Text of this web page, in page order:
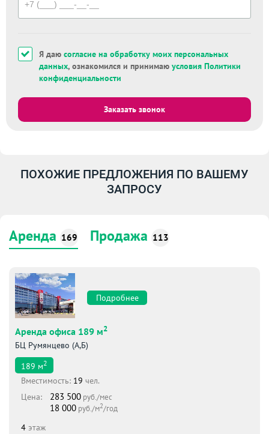
Я даю согласие на обработку моих персональных
данных, ознакомился и принимаю условия Политики
конфиденциальности
Заказать звонок
ПОХОЖИЕ ПРЕДЛОЖЕНИЯ ПО ВАШЕМУ
ЗАПРОСУ
Аренда 169 Продажа 113
Подробнее
Аренда офиса 189 м2
БЦ Румянцево (А,Б)
189 м2
Вместимоcть: 19 чел.
Цена:
283 500 руб./мес
18 000 руб./м2/год
4 этаж